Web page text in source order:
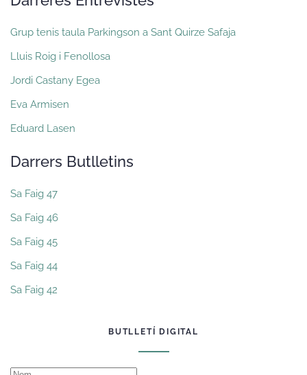
Grup tenis taula Parkingson a Sant Quirze Safaja
Lluis Roig i Fenollosa
Jordi Castany Egea
Eva Armisen
Eduard Lasen
Darrers Butlletins
Sa Faig 47
Sa Faig 46
Sa Faig 45
Sa Faig 44
Sa Faig 42
BUTLLETÍ DIGITAL